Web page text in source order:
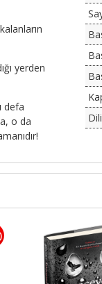
yerden
defa
o da
Dili